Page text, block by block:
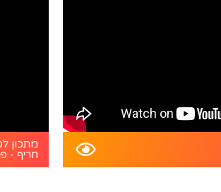
מתכון
חריף -